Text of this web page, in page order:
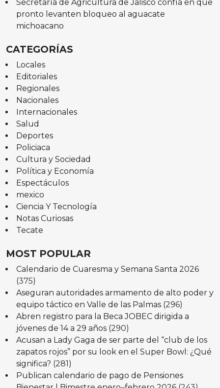
Secretaría de Agricultura de Jalisco confía en que
pronto levanten bloqueo al aguacate
michoacano
CATEGORÍAS
Locales
Editoriales
Regionales
Nacionales
Internacionales
Salud
Deportes
Policiaca
Cultura y Sociedad
Política y Economía
Espectáculos
mexico
Ciencia Y Tecnología
Notas Curiosas
Tecate
MOST POPULAR
Calendario de Cuaresma y Semana Santa 2026
(375)
Aseguran autoridades armamento de alto poder y
equipo táctico en Valle de las Palmas (296)
Abren registro para la Beca JOBEC dirigida a
jóvenes de 14 a 29 años (290)
Acusan a Lady Gaga de ser parte del “club de los
zapatos rojos” por su look en el Super Bowl: ¿Qué
significa? (281)
Publican calendario de pago de Pensiones